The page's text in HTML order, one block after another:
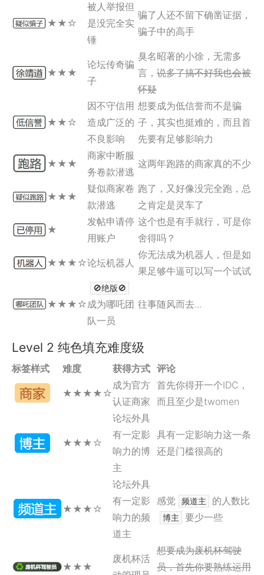
★ ★ ☆
被人举报但
是没完全实
锤
骗了人还不留下确凿证据，
骗子中的高手
★ ★ ★
论坛传奇骗
子
臭名昭著的小徐，无需多
言， 说多了搞不好我也会被
怀疑
★ ★ ☆
因不守信用
造成广泛的
不良影响
想要成为低信誉而不是骗
子，其实也挺难的，而且首
先要有足够影响力
★ ★ ★
商家中断服
务卷款潜逃
这两年跑路的商家真的不少
★ ★ ★
疑似商家卷
款潜逃
跑了，又好像没完全跑，总
之肯定是灵车了
★
发帖申请停
用账户
这个也是有手就行，可是你
舍得吗？
★ ★ ★ ☆论坛机器人
你无法成为机器人，但是如
果足够牛逼可以写一个试试
★ ★ ★ ☆
🚫绝版🚫
成为哪吒团
队一员
往事随风而去...
Level 2 纯色填充难度级
标签样式 难度 获得方式 评论
★ ★ ★ ★ ☆
成为官方
认证商家
首先你得开一个IDC，
而且至少是twomen
★ ★ ★ ☆
论坛外具
有一定影
响力的博
主
具有一定影响力这一条
还是门槛很高的
★ ★ ★ ☆
论坛外具
有一定影
响力的频
道主
感觉 频道主 的人数比
博主 要少一些
★ ★ ★
废机杯活
想要成为废机杯驾驶
员，首先你要熟练运用